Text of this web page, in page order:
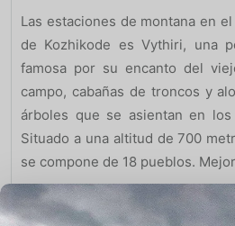
Las estaciones de montana en
de Kozhikode es Vythiri, una
famosa por su encanto del
campo, cabañas de troncos y
árboles que se asientan en los
Situado a una altitud de 700
se compone de 18 pueblos.
Vagamon, Kerala